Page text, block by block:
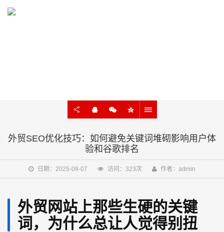
外贸SEO优化技巧：如何避免关键词堆砌影响用户体
验和谷歌排名
日期：2025-08-07 访问：323次 作者：admin
外贸网站上那些生硬的关键
词，为什么总让人觉得别扭